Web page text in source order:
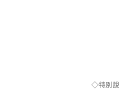
◇特別說